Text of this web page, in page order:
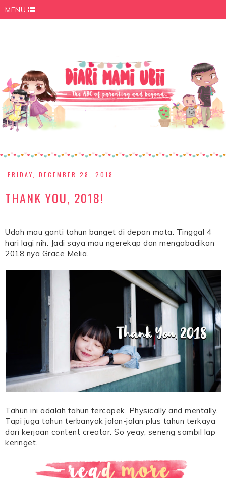
MENU
FRIDAY, DECEMBER 28, 2018
THANK YOU, 2018!
Udah mau ganti tahun banget di depan mata. Tinggal 4
hari lagi nih. Jadi saya mau ngerekap dan mengabadikan
2018 nya Grace Melia.
Tahun ini adalah tahun tercapek. Physically and mentally.
Tapi juga tahun terbanyak jalan-jalan plus tahun terkaya
dari kerjaan content creator. So yeay, seneng sambil lap
keringet.